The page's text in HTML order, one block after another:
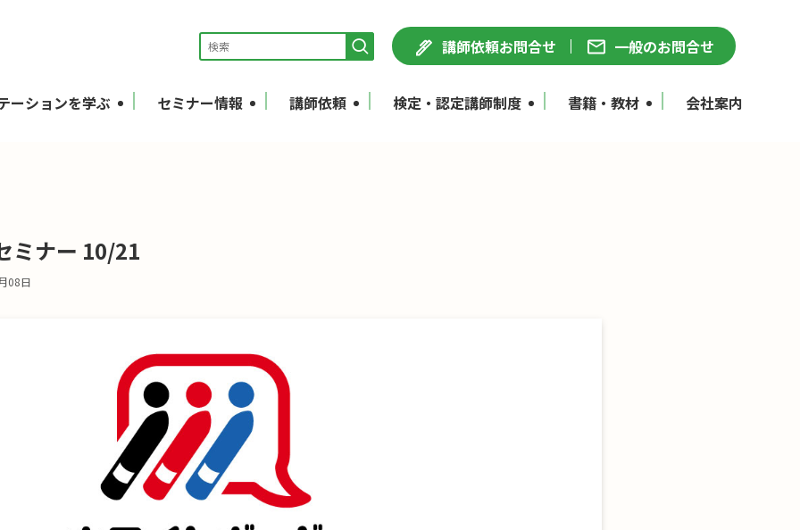
講師依頼お問合せ 一般のお問合せ
ーションを学ぶ セミナー情報 講師依頼 検定・認定講師制度 書籍・教材 会社案内
ミナー 10/21
08日